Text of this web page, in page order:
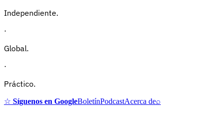
Independiente.
·
Global.
·
Práctico.
☆ Síguenos en GoogleBoletínPodcastAcerca de⌕